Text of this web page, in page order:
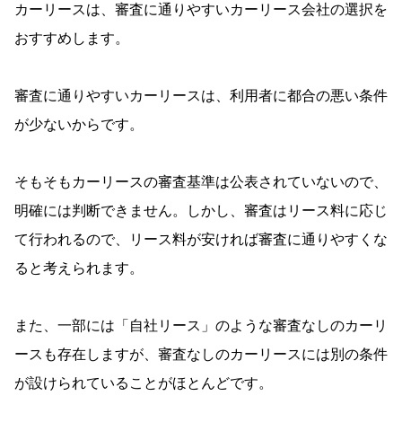
カーリースは、審査に通りやすいカーリース会社の選択を
おすすめします。
審査に通りやすいカーリースは、利用者に都合の悪い条件
が少ないからです。
そもそもカーリースの審査基準は公表されていないので、
明確には判断できません。しかし、審査はリース料に応じ
て行われるので、リース料が安ければ審査に通りやすくな
ると考えられます。
また、一部には「自社リース」のような審査なしのカーリ
ースも存在しますが、審査なしのカーリースには別の条件
が設けられていることがほとんどです。